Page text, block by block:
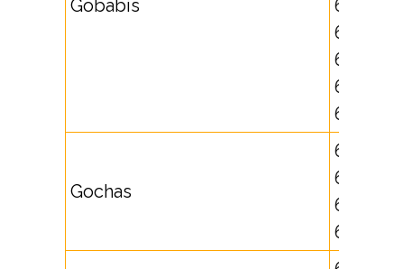
Gobabis
62566,
62577,
621738,
621739,
621740
Gochas
631719,
632500,
632501,
632502